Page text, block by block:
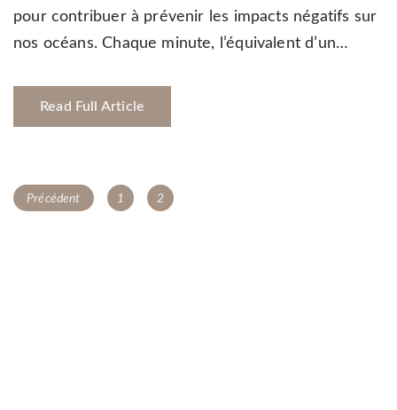
pour contribuer à prévenir les impacts négatifs sur
nos océans. Chaque minute, l’équivalent d’un…
Read Full Article
Navigation
Précédent Page
1 Page
2